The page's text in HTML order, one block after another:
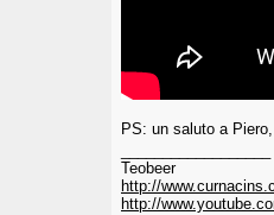
PS: un saluto a
Teobeer
http://
http://